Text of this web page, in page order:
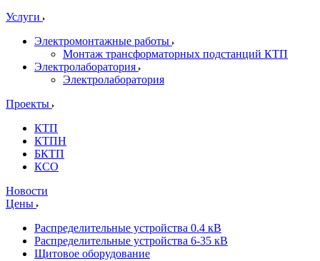
Услуги
Электромонтажные работы
Монтаж трансформаторных подстанций КТП
Электролаборатория
Электролаборатория
Проекты
КТП
КТПН
БКТП
КСО
Новости
Цены
Распределительные устройства 0.4 кВ
Распределительные устройства 6-35 кВ
Щитовое оборудование